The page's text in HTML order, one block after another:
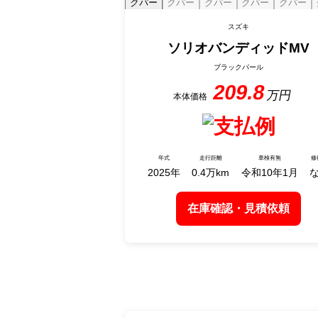
スズキ
ソリオバンディッドMV
ブラックパール
209.8
2025 0.4 令和10年1月
在庫確認・見積依頼